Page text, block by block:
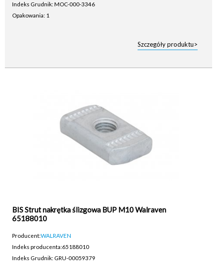
Indeks Grudnik: MOC-000-3346
Opakowania: 1
Szczegóły produktu>
BIS Strut nakrętka ślizgowa BUP M10 Walraven
65188010
Producent:WALRAVEN
Indeks producenta:65188010
Indeks Grudnik: GRU-00059379